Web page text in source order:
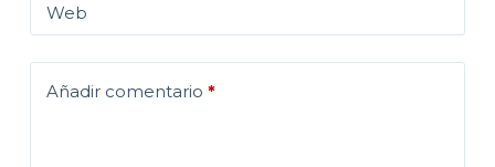
Web
Añadir comentario *